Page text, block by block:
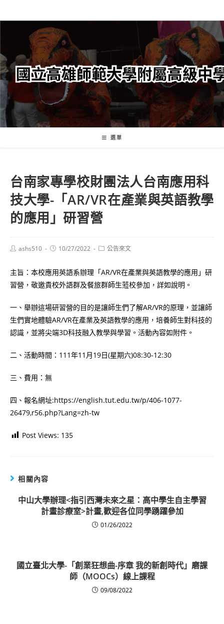
轉
要
內
容
選單
台南家專學校財團法人台南應用科
技大學-「AR/VR在產業與英語教學
的應用」研習營
Postashs510
Post10/27/2022
Post公告來文
主旨：本校應用英語系辦理「AR/VR在產業與英語教學的應用」研
習營，敬邀貴校外語群及餐旅群師生蒞校參加，詳如說明。
一、舉辦這場研習營的目的是讓師生們了解AR/VR的原理，並讓師
生們實地體驗AR/VR在產業及英語教學的應用，培養師生對科技的
認識，並將尖端3D科技融入教學與學習。活動內容如附件。
二、活動時間：111年11月19日(星期六)08:30-12:30
三、費用：無
四、報名網址:https://english.tut.edu.tw/p/406-1077-
26479,r56.php?Lang=zh-tw
Post Views: 135
相關內容
中山大學辦理<指引西灣未來之星：高中學生自主學習
計畫診療室>計畫,歡迎各位同學踴躍參加
01/26/2022
國立臺北大學-「創業狂想曲-序章 我的新創時代」磨課
師（MOOCs）線上課程
09/08/2022